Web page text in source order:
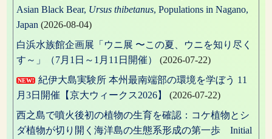
Asian Black Bear, Ursus thibetanus, Populations in Nagano,
Japan (2026-08-04)
白浜水族館企画展「ウニ展 〜この夏、ウニを知り尽く
す～」（7月1日～1月11日開催）
(2026-07-22)
NEW!
紀伊大島実験所 本州最南端部の環境を学ぼう 11
月3日開催【京大ウィークス2026】
(2026-07-22)
西之島で噴火後初の植物の生育を確認：コケ植物とシ
ダ植物が切り開く海洋島の生態系形成の第一歩 Initial